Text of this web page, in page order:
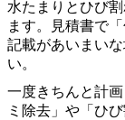
水たまりとひび
ます。見積書で
記載があいまい
い。
一度きちんと計
ミ除去」や「ひ